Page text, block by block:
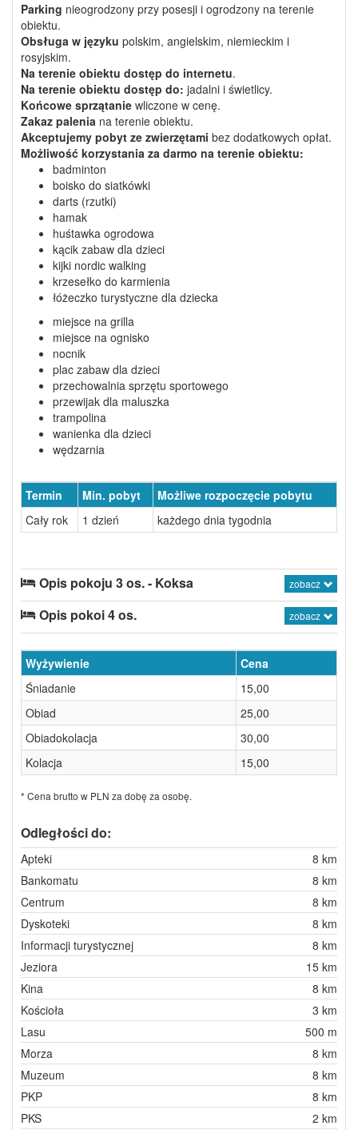
Parking nieogrodzony przy posesji i ogrodzony na terenie
obiektu.
Obsługa w języku polskim, angielskim, niemieckim i
rosyjskim.
Na terenie obiektu dostęp do internetu.
Na terenie obiektu dostęp do: jadalni i świetlicy.
Końcowe sprzątanie wliczone w cenę.
Zakaz palenia na terenie obiektu.
Akceptujemy pobyt ze zwierzętami bez dodatkowych opłat.
Możliwość korzystania za darmo na terenie obiektu:
badminton
boisko do siatkówki
darts (rzutki)
hamak
huśtawka ogrodowa
kącik zabaw dla dzieci
kijki nordic walking
krzesełko do karmienia
łóżeczko turystyczne dla dziecka
miejsce na grilla
miejsce na ognisko
nocnik
plac zabaw dla dzieci
przechowalnia sprzętu sportowego
przewijak dla maluszka
trampolina
wanienka dla dzieci
wędzarnia
Termin Min. pobyt
Możliwe rozpoczęcie pobytu
Cały rok
1 dzień każdego dnia tygodnia
Opis pokoju 3 os. - Koksa zobacz
Opis pokoi 4 os. zobacz
Wyżywienie
Cena
Śniadanie
15,00
Obiad
25,00
Obiadokolacja
30,00
Kolacja
15,00
* Cena brutto w PLN za dobę za osobę.
Odległości do:
Apteki
8 km
Bankomatu
8 km
Centrum
8 km
Dyskoteki
8 km
Informacji turystycznej
8 km
Jeziora
15 km
Kina
8 km
Kościoła
3 km
Lasu
500 m
Morza
8 km
Muzeum
8 km
PKP
8 km
PKS
2 km